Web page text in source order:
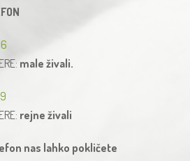
male živali.
rejne živali
nas lahko pokličete